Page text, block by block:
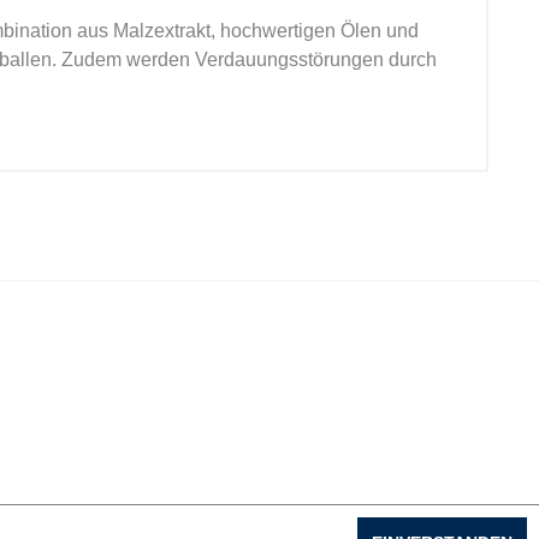
aus Malzextrakt, hochwertigen Ölen und
Zudem werden Verdauungsstörungen durch